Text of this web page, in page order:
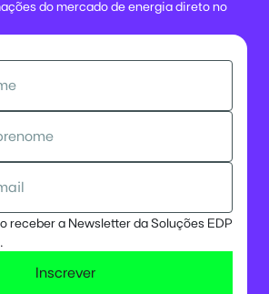
do mercado de energia direto no
receber a Newsletter da Soluções EDP
Inscrever